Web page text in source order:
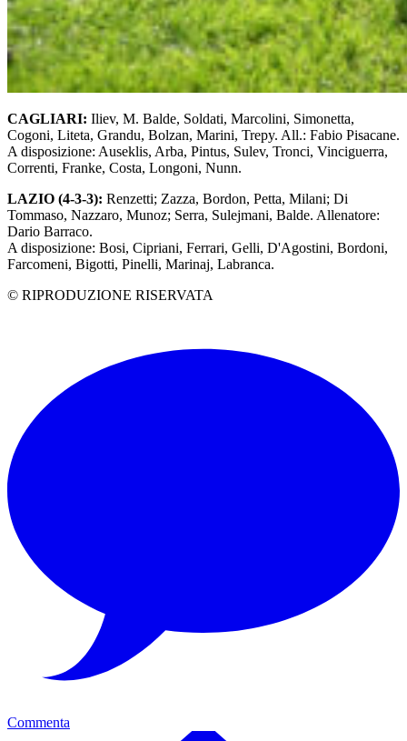
CAGLIARI: Iliev, M. Balde, Soldati, Marcolini, Simonetta,
Cogoni, Liteta, Grandu, Bolzan, Marini, Trepy. All.: Fabio Pisacane.
A disposizione: Auseklis, Arba, Pintus, Sulev, Tronci, Vinciguerra,
Correnti, Franke, Costa, Longoni, Nunn.
LAZIO (4-3-3): Renzetti; Zazza, Bordon, Petta, Milani; Di
Tommaso, Nazzaro, Munoz; Serra, Sulejmani, Balde. Allenatore:
Dario Barraco.
A disposizione: Bosi, Cipriani, Ferrari, Gelli, D'Agostini, Bordoni,
Farcomeni, Bigotti, Pinelli, Marinaj, Labranca.
© RIPRODUZIONE RISERVATA
Commenta